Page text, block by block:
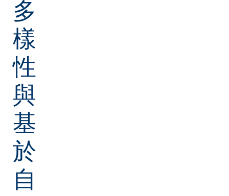
多
樣
性
與
基
於
自